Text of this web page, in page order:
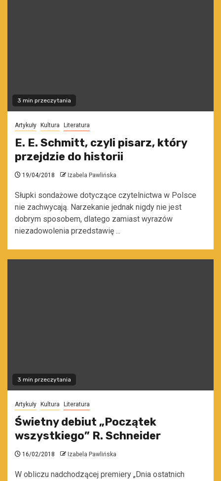
3 min przeczytania
Artykuły Kultura Literatura
E. E. Schmitt, czyli pisarz, który
przejdzie do historii
19/04/2018 Izabela Pawlińska
Słupki sondażowe dotyczące czytelnictwa w Polsce
nie zachwycają. Narzekanie jednak nigdy nie jest
dobrym sposobem, dlatego zamiast wyrazów
niezadowolenia przedstawię ...
3 min przeczytania
Artykuły Kultura Literatura
Świetny debiut „Początek
wszystkiego” R. Schneider
16/02/2018 Izabela Pawlińska
W obliczu nadchodzącej premiery „Dnia ostatnich